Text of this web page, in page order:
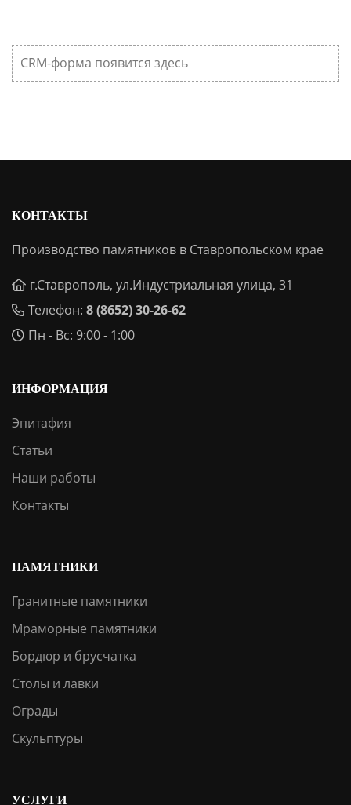
CRM-форма появится здесь
КОНТАКТЫ
Производство памятников в Ставропольском крае
г.Ставрополь, ул.Индустриальная улица, 31
Телефон: 8 (8652) 30-26-62
Пн - Вс: 9:00 - 1:00
ИНФОРМАЦИЯ
Эпитафия
Статьи
Наши работы
Контакты
ПАМЯТНИКИ
Гранитные памятники
Мраморные памятники
Бордюр и брусчатка
Столы и лавки
Ограды
Скульптуры
УСЛУГИ